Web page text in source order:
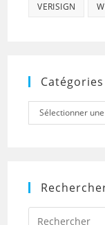
VERISIGN
Catégories
Catégories
Sélectionner